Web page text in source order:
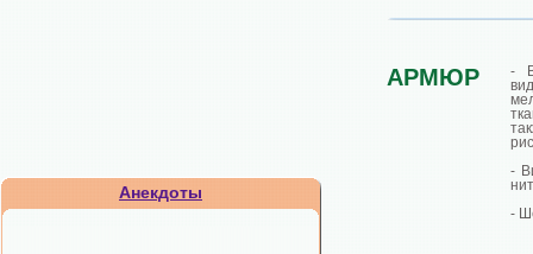
Анекдоты
АРМЮР
-
-
-